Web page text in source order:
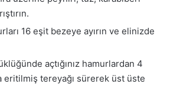
16 eşit bezeye ayırın ve elinizde
açtığınız hamurlardan 4
eritilmiş tereyağı sürerek üst üste